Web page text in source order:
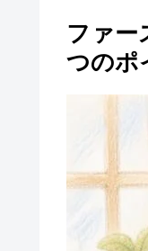
ファー
つのポ